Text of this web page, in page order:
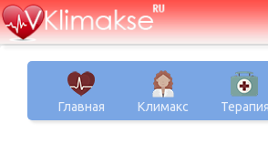
Главная Климакс Терапия